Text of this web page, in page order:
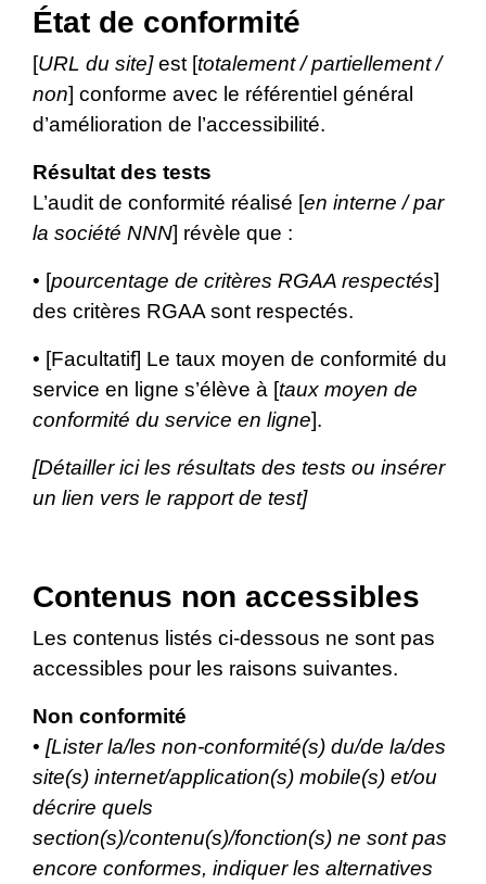
État de conformité
[URL du site]est [totalement / partiellement /
non] conforme avec le référentiel général
d’amélioration de l’accessibilité.
Résultat des tests
L’audit de conformité réalisé [en interne / par
la société NNN] révèle que :
• [pourcentage de critères RGAA respectés]
des critères RGAA sont respectés.
• [Facultatif] Le taux moyen de conformité du
service en ligne s’élève à [taux moyen de
conformité du service en ligne].
[Détailler ici les résultats des tests ou insérer
un lien vers le rapport de test]
Contenus non accessibles
Les contenus listés ci-dessous ne sont pas
accessibles pour les raisons suivantes.
Non conformité
• [Lister la/les non-conformité(s) du/de la/des
site(s) internet/application(s) mobile(s) et/ou
décrire quels
section(s)/contenu(s)/fonction(s) ne sont pas
encore conformes, indiquer les alternatives